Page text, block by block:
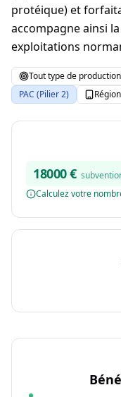
protéique) et
accompagne ainsi
exploitations
Tout type de production
PAC (Pilier 2)
Région
18000€
Calculez votre